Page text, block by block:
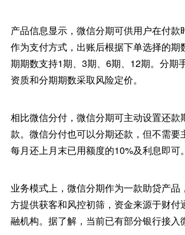
产品信息显示，微信分期可供用户在付款
作为支付方式，出账后根据下单选择的期
期期数支持1期、3期、6期、12期。分期
资质和分期期数采取风险定价。
相比微信分付，微信分期可主动设置还款
款。微信分付也可以分期还款，但不需要
每月还上月末已用额度的10%及利息即可。
业务模式上，微信分期作为一款助贷产品
方提供获客和风控初筛，资金来源于财付
融机构。据了解，当前已有部分银行接入